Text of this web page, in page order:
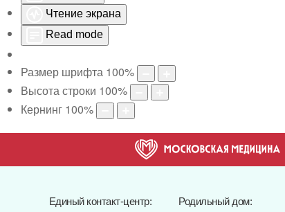
Чтение экрана
Read mode
Размер шрифта 100%
Высота строки 100%
Кернинг 100%
Единый контакт-центр: Родильный дом: